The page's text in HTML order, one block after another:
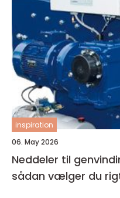
inspiration
06. May 2026
Neddeler til
sådan vælger du